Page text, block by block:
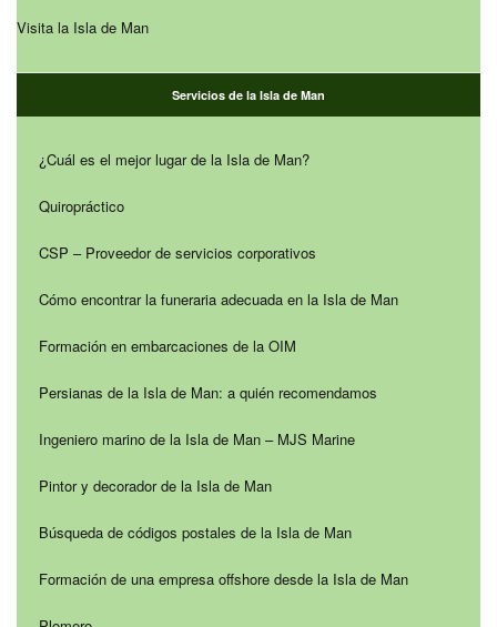
Visita la Isla de Man
Servicios de la Isla de Man
¿Cuál es el mejor lugar de la Isla de Man?
Quiropráctico
CSP – Proveedor de servicios corporativos
Cómo encontrar la funeraria adecuada en la Isla de Man
Formación en embarcaciones de la OIM
Persianas de la Isla de Man: a quién recomendamos
Ingeniero marino de la Isla de Man – MJS Marine
Pintor y decorador de la Isla de Man
Búsqueda de códigos postales de la Isla de Man
Formación de una empresa offshore desde la Isla de Man